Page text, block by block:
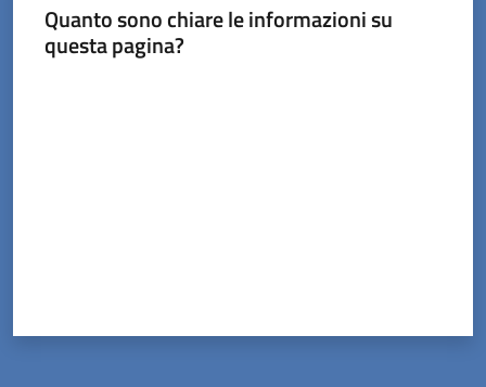
Quanto sono chiare le informazioni su
questa pagina?